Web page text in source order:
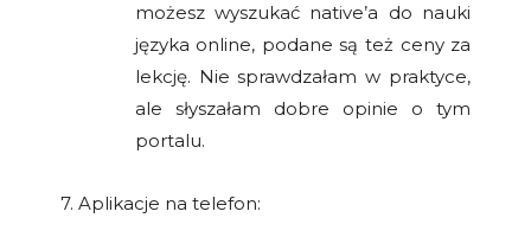
możesz wyszukać native’a do nauki
języka online, podane są też ceny za
lekcję. Nie sprawdzałam w praktyce,
ale słyszałam dobre opinie o tym
portalu.
7. Aplikacje na telefon: